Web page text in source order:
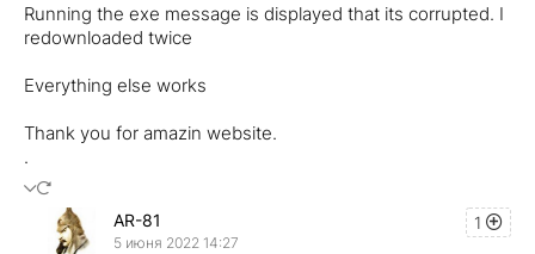
Running the exe message is displayed that its corrupted. I
redownloaded twice
Everything else works
Thank you for amazin website.
.
1
AR-81
5 июня 2022 14:27